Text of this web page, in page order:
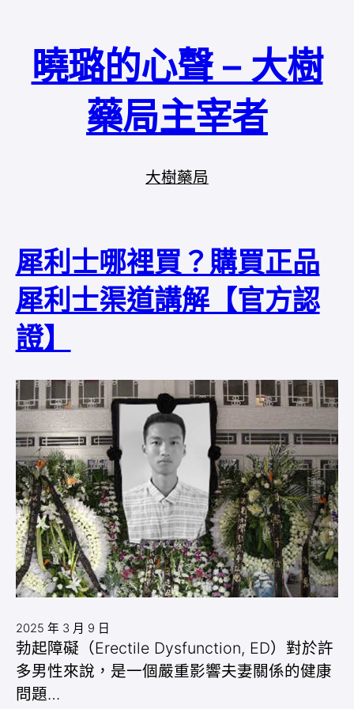
曉璐的心聲 – 大樹
藥局主宰者
大樹藥局
犀利士哪裡買？購買正品
犀利士渠道講解【官方認
證】
2025 年 3 月 9 日
勃起障礙（Erectile Dysfunction, ED）對於許
多男性來說，是一個嚴重影響夫妻關係的健康
問題…